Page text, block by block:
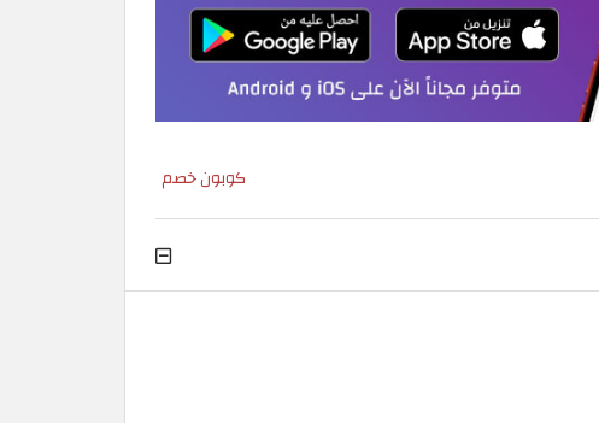
كوبون خصم